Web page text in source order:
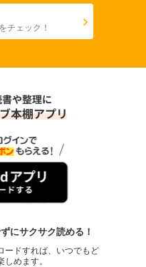
チェック！
にサクサク読める！
ードすれば、いつでもど
めます。